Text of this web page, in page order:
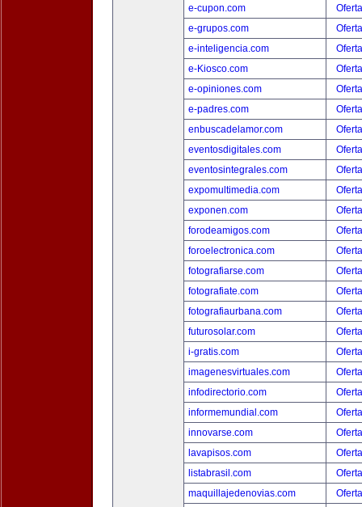
e-cupon.com
e-grupos.com
e-inteligencia.com
e-Kiosco.com
e-opiniones.com
e-padres.com
enbuscadelamor.com
eventosdigitales.com
eventosintegrales.com
expomultimedia.com
exponen.com
forodeamigos.com
foroelectronica.com
fotografiarse.com
fotografiate.com
fotografiaurbana.com
futurosolar.com
i-gratis.com
imagenesvirtuales.com
infodirectorio.com
informemundial.com
innovarse.com
lavapisos.com
listabrasil.com
maquillajedenovias.com